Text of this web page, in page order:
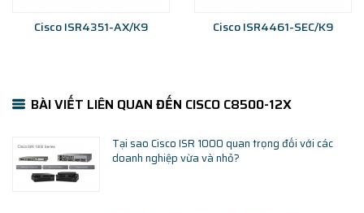
Cisco ISR4351-AX/K9 Cisco ISR4461-SEC/K9
BÀI VIẾT LIÊN QUAN ĐẾN CISCO C8500-12X
Tại sao Cisco ISR 1000 quan trọng đối với các
doanh nghiệp vừa và nhỏ?